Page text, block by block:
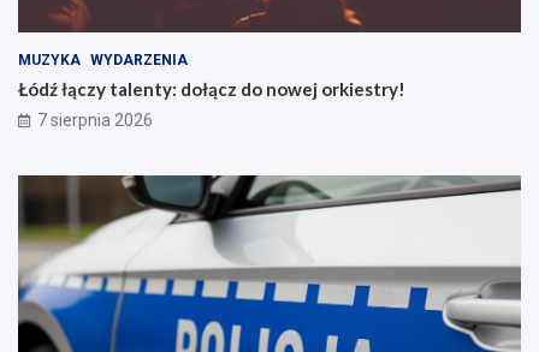
MUZYKA WYDARZENIA
Łódź łączy talenty: dołącz do nowej orkiestry!
7 sierpnia 2026